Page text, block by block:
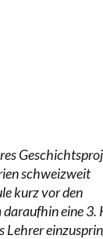
WISSEN,
schweizweit
kurz vor den
eine 3.
Lehrer